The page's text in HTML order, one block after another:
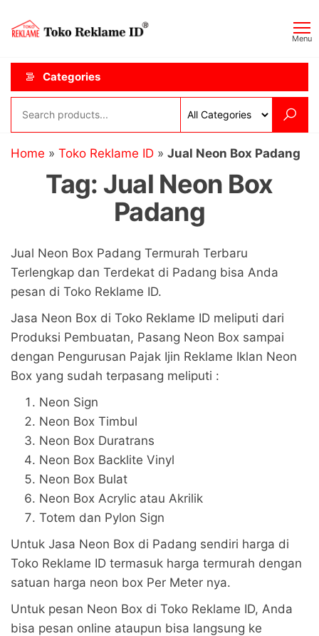
content
ID
Menu
Categories
Home » Toko Reklame ID » Jual Neon Box Padang
Tag: Jual Neon Box
Padang
Jual Neon Box Padang Termurah Terbaru
Terlengkap dan Terdekat di Padang bisa Anda
pesan di Toko Reklame ID.
Jasa Neon Box di Toko Reklame ID meliputi dari
Produksi Pembuatan, Pasang Neon Box sampai
dengan Pengurusan Pajak Ijin Reklame Iklan Neon
Box yang sudah terpasang meliputi :
Neon Sign
Neon Box Timbul
Neon Box Duratrans
Neon Box Backlite Vinyl
Neon Box Bulat
Neon Box Acrylic atau Akrilik
Totem dan Pylon Sign
Untuk Jasa Neon Box di Padang sendiri harga di
Toko Reklame ID termasuk harga termurah dengan
satuan harga neon box Per Meter nya.
Untuk pesan Neon Box di Toko Reklame ID, Anda
bisa pesan online ataupun bisa langsung ke